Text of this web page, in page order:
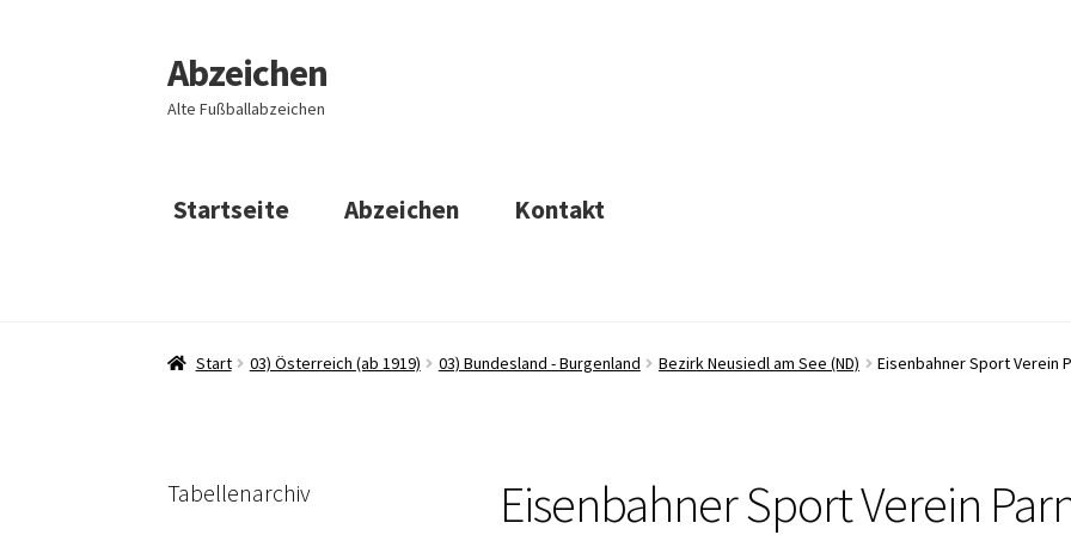
Zur
Navigation
springen
Zum
Inhalt
springen
Abzeichen
Alte Fußballabzeichen
Startseite Abzeichen Kontakt
Start 03) Österreich (ab 1919) 03) Bundesland - Burgenland Bezirk Neusiedl am See (ND) Eisenbahner Sport Verein
Eisenbahner Sport Verein
Tabellenarchiv